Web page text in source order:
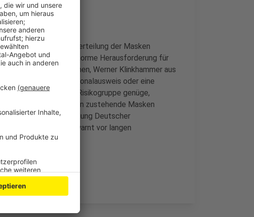
und die Verteilung der Masken
Das sei eine enorme Herausforderung für
im Kreis Euskirchen, Werner Klinkhammer aus
außerdem nur ein Personalausweis oder eine
zu einer Risikogruppe genüge,
mehr als die ihnen zustehende Masken
Die Bundesvereinigung Deutscher
und warnt vor langen